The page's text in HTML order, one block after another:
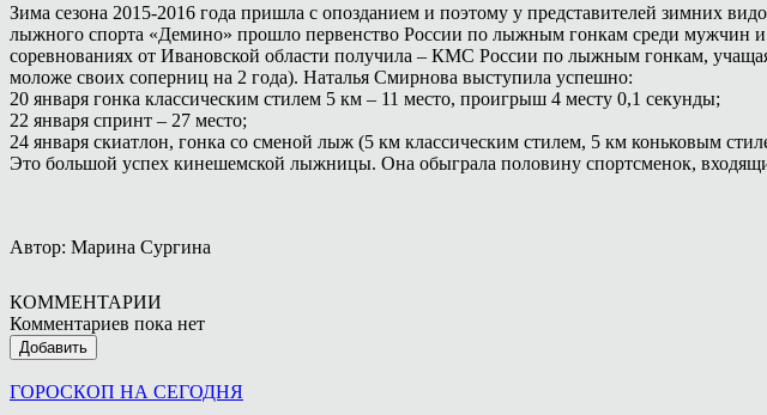
Зима сезона 2015-2016 года пришла с опозданием и поэтому у представителей зимних
лыжного спорта «Демино» прошло первенство России по лыжным гонкам среди мужчин
соревнованиях от Ивановской области получила – КМС России по лыжным гонкам,
моложе своих соперниц на 2 года). Наталья Смирнова выступила успешно:
20 января гонка классическим стилем 5 км – 11 место, проигрыш 4 месту 0,1 секунды;
22 января спринт – 27 место;
24 января скиатлон, гонка со сменой лыж (5 км классическим стилем, 5 км коньковым
Это большой успех кинешемской лыжницы. Она обыграла половину спортсменок,
Автор: Марина Сургина
КОММЕНТАРИИ
Комментариев пока нет
Добавить
ГОРОСКОП НА СЕГОДНЯ